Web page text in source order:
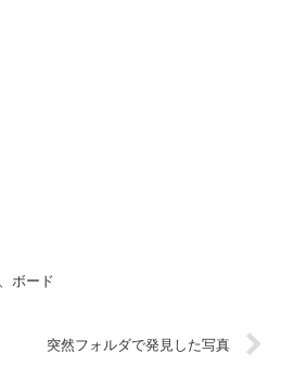
ボード
突然フォルダで発見した写真